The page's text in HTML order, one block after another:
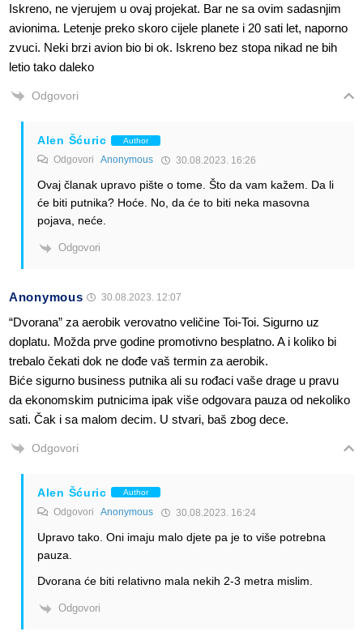
Iskreno, ne vjerujem u ovaj projekat. Bar ne sa ovim sadasnjim
avionima. Letenje preko skoro cijele planete i 20 sati let, naporno
zvuci. Neki brzi avion bio bi ok. Iskreno bez stopa nikad ne bih
letio tako daleko
Odgovori
Alen Šćuric Author
Odgovori Anonymous 30.08.2023. 16:26
Ovaj članak upravo pište o tome. Što da vam kažem. Da li
će biti putnika? Hoće. No, da će to biti neka masovna
pojava, neće.
Odgovori
Anonymous 30.08.2023. 12:07
“Dvorana” za aerobik verovatno veličine Toi-Toi. Sigurno uz
doplatu. Možda prve godine promotivno besplatno. A i koliko bi
trebalo čekati dok ne dođe vaš termin za aerobik.
Biće sigurno business putnika ali su rođaci vaše drage u pravu
da ekonomskim putnicima ipak više odgovara pauza od nekoliko
sati. Čak i sa malom decim. U stvari, baš zbog dece.
Odgovori
Alen Šćuric Author
Odgovori Anonymous 30.08.2023. 16:24
Upravo tako. Oni imaju malo djete pa je to više potrebna
pauza.
Dvorana će biti relativno mala nekih 2-3 metra mislim.
Odgovori